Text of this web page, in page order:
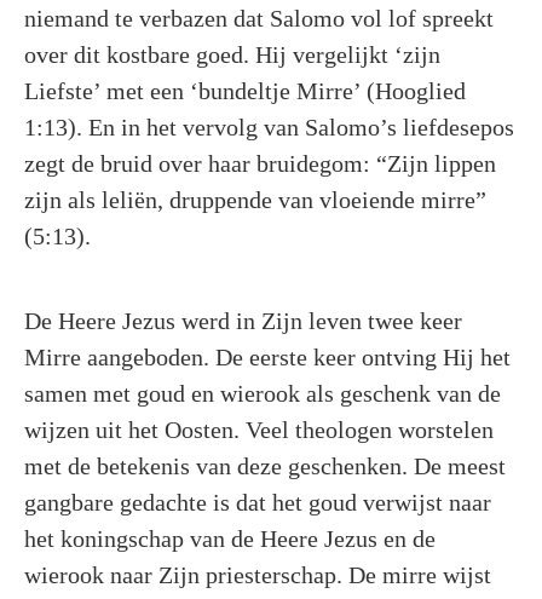
niemand te verbazen dat Salomo vol lof spreekt
over dit kostbare goed. Hij vergelijkt ‘zijn
Liefste’ met een ‘bundeltje Mirre’ (Hooglied
1:13). En in het vervolg van Salomo’s liefdesepos
zegt de bruid over haar bruidegom: “Zijn lippen
zijn als leliën, druppende van vloeiende mirre”
(5:13).
De Heere Jezus werd in Zijn leven twee keer
Mirre aangeboden. De eerste keer ontving Hij het
samen met goud en wierook als geschenk van de
wijzen uit het Oosten. Veel theologen worstelen
met de betekenis van deze geschenken. De meest
gangbare gedachte is dat het goud verwijst naar
het koningschap van de Heere Jezus en de
wierook naar Zijn priesterschap. De mirre wijst